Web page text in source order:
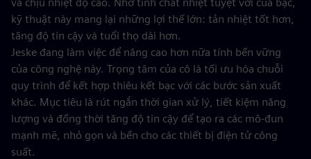
kỹ thuật này mang lại những lợi thế lớn: tản nhiệt tốt hơn,
tăng độ tin cậy và tuổi thọ dài hơn.
Jeske đang làm việc để nâng cao hơn nữa tính bền vững
của công nghệ này. Trọng tâm của cô là tối ưu hóa chuỗi
quy trình để kết hợp thiêu kết bạc với các bước sản xuất
khác. Mục tiêu là rút ngắn thời gian xử lý, tiết kiệm năng
lượng và đồng thời tăng độ tin cậy để tạo ra các mô-đun
mạnh mẽ, nhỏ gọn và bền cho các thiết bị điện tử công
suất.